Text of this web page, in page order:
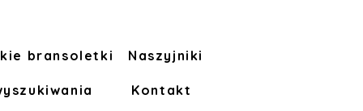
bransoletki Naszyjniki
Kontakt